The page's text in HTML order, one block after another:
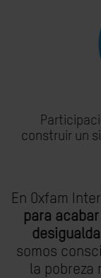
construir un
En Oxfam
para
somos
la pobreza